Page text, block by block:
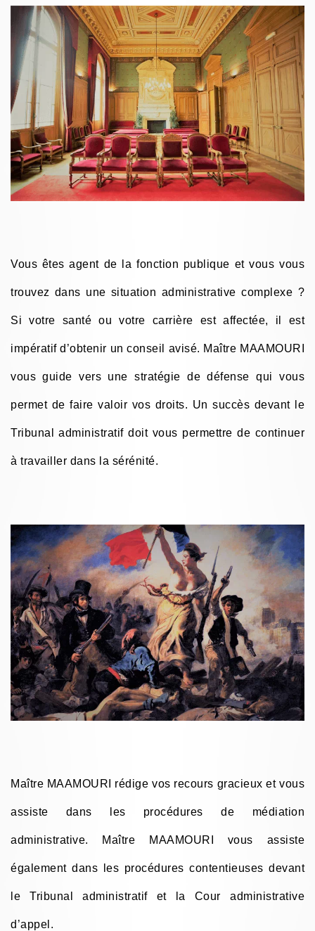
Vous êtes agent de la fonction publique et vous vous
trouvez dans une situation administrative complexe ?
Si votre santé ou votre carrière est affectée, il est
impératif d’obtenir un conseil avisé. Maître MAAMOURI
vous guide vers une stratégie de défense qui vous
permet de faire valoir vos droits. Un succès devant le
Tribunal administratif doit vous permettre de continuer
à travailler dans la sérénité.
Maître MAAMOURI rédige vos recours gracieux et vous
assiste dans les procédures de médiation
administrative. Maître MAAMOURI vous assiste
également dans les procédures contentieuses devant
le Tribunal administratif et la Cour administrative
d’appel.